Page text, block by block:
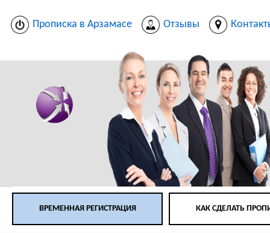
Прописка в Арзамасе Отзывы
ВРЕМЕННАЯ РЕГИСТРАЦИЯ КАК СДЕЛАТЬ